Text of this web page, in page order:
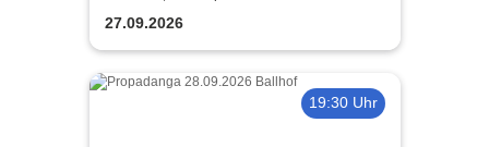
Staatstheater Hannover
27.09.2026
19:30 Uhr